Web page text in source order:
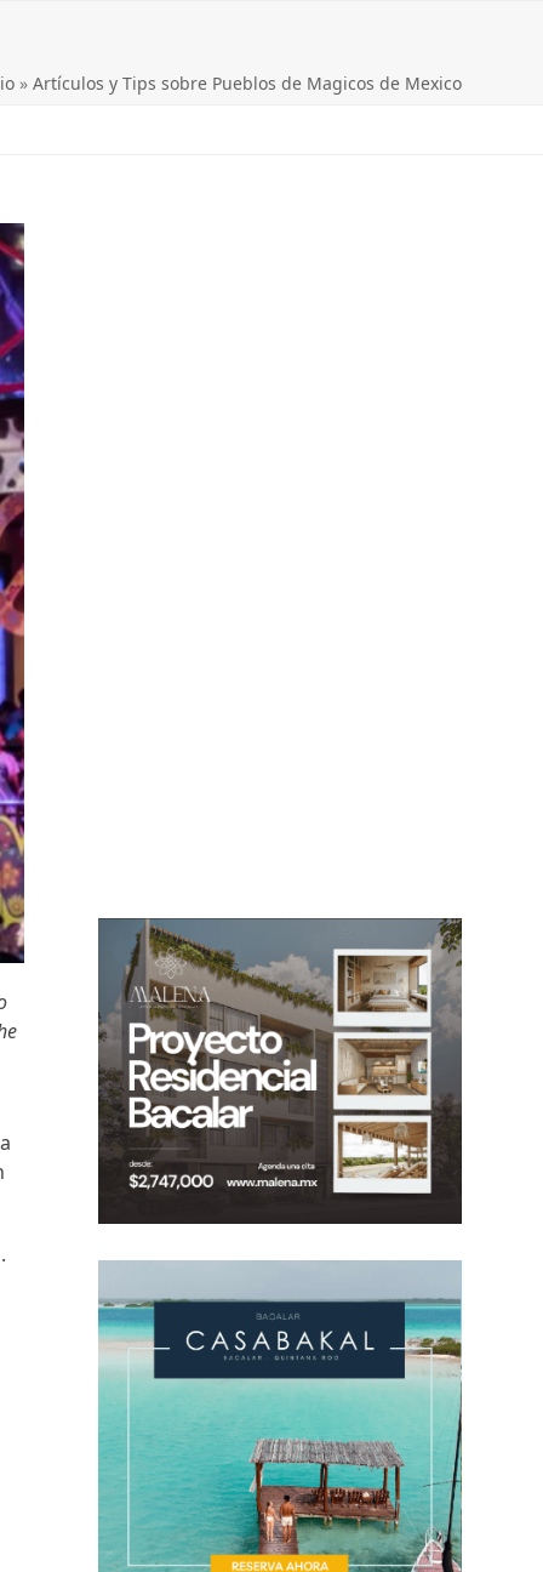
» Artículos y Tips sobre Pueblos de Magicos de Mexico